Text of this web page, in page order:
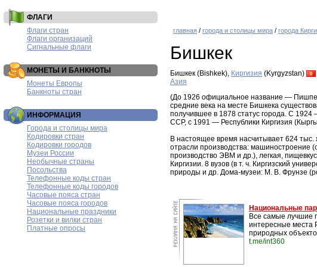
ФЛАГИ
Флаги стран
Флаги организаций
Сигнальные флаги
МОНЕТЫ И БАНКНОТЫ
Монеты Европы
Банкноты стран
ИНФОРМАЦИЯ
Города и столицы мира
Кодировки стран
Кодировки городов
Музеи России
Необычные страны
Посольства
Телефонные коды стран
Телефонные коды городов
Часовые пояса стран
Часовые пояса городов
Национальные праздники
Розетки и вилки стран
Платные опросы
главная / города и столицы мира / города
Бишкек
Бишкек (Bishkek), Киргизия (Kyrgyzstan)
Азия
(До 1926 официальное название —
средние века на месте Бишкека
получившее в 1878 статус города. С
ССР, с 1991 — Республики Киргизия
В настоящее время насчитывает 624
отрасли производства: машиностроение
производство ЭВМ и др.), легкая,
Киргизии. 8 вузов (в т. ч. Киргизский
природы и др. Дома-музеи: М. В. Фрунзе
Национальные
Все самые лучшие
интересные места
природных
t.me/int360